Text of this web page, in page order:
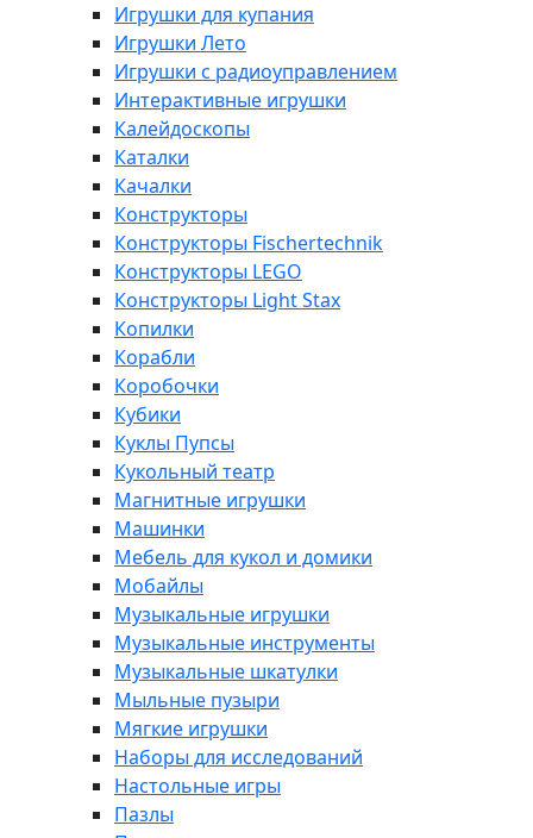
Игрушки для купания
Игрушки Лето
Игрушки с радиоуправлением
Интерактивные игрушки
Калейдоскопы
Каталки
Качалки
Конструкторы
Конструкторы Fisсhertechnik
Конструкторы LEGO
Конструкторы Light Stax
Копилки
Корабли
Коробочки
Кубики
Куклы Пупсы
Кукольный театр
Магнитные игрушки
Машинки
Мебель для кукол и домики
Мобайлы
Музыкальные игрушки
Музыкальные инструменты
Музыкальные шкатулки
Мыльные пузыри
Мягкие игрушки
Наборы для исследований
Настольные игры
Пазлы